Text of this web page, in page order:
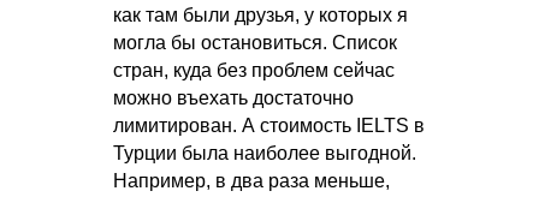
как там были друзья, у которых я
могла бы остановиться. Список
стран, куда без проблем сейчас
можно въехать достаточно
лимитирован. А стоимость IELTS в
Турции была наиболее выгодной.
Например, в два раза меньше,